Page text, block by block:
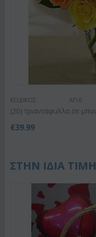
ΚΩΔΙΚΟΣ: Af16
(20) τριαντάφυλλα σε
€39.99
ΣΤΗΝ ΙΔΙΑ ΤΙΜΗ